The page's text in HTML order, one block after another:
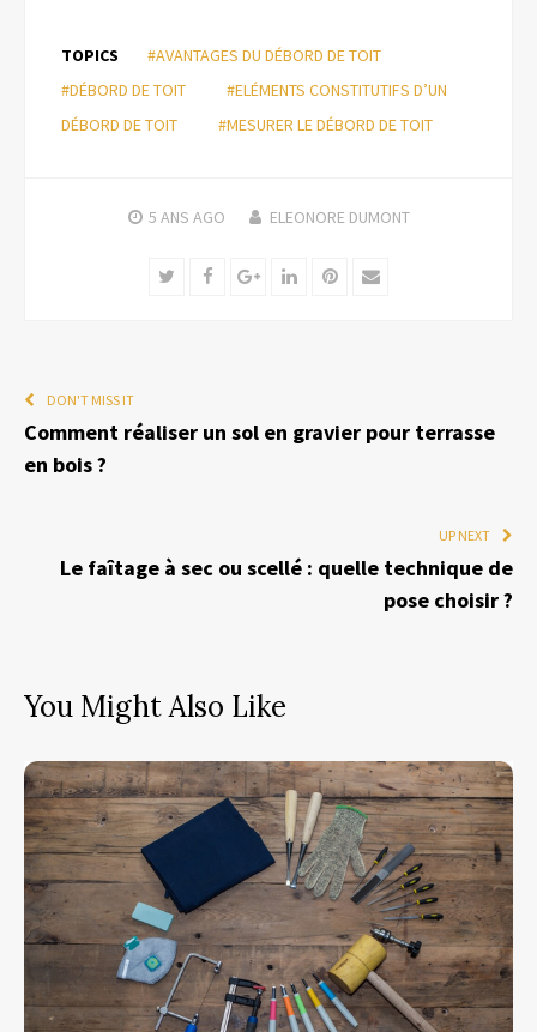
TOPICS
#AVANTAGES DU DÉBORD DE TOIT
#DÉBORD DE TOIT
#ELÉMENTS CONSTITUTIFS D’UN
DÉBORD DE TOIT
#MESURER LE DÉBORD DE TOIT
5 ANS AGO ELEONORE DUMONT
TwitterFacebookGoogle+LinkedInPinterest
Email
DON'T MISS IT
Comment réaliser un sol en gravier pour terrasse
en bois ?
UP NEXT
Le faîtage à sec ou scellé : quelle technique de
pose choisir ?
You Might Also Like